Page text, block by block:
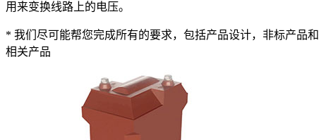
用来变换线路上的电压。
* 我们尽可能帮您完成所有的要求，包括产品设计，非标产品和
相关产品